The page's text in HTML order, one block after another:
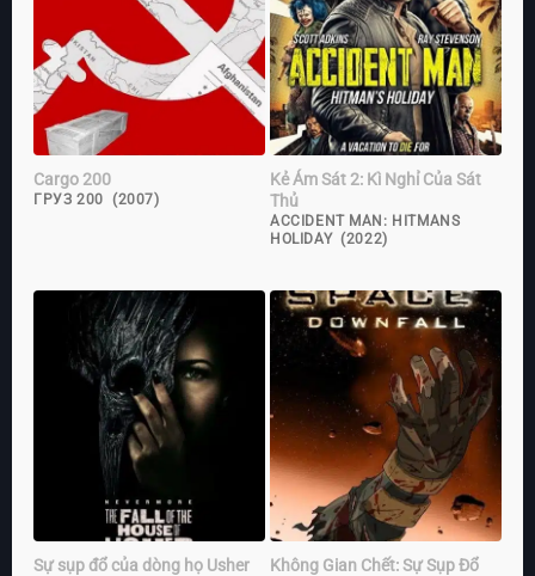
Cargo 200
ГРУЗ 200 (2007)
Kẻ Ám Sát 2: Kì Nghỉ Của Sát
Thủ
ACCIDENT MAN: HITMANS
HOLIDAY (2022)
Sự sụp đổ của dòng họ Usher Không Gian Chết: Sự Sụp Đổ